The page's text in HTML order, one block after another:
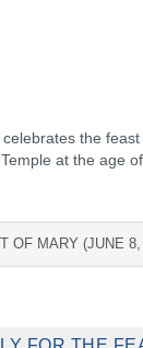
the feast
at the age
OF MARY (JUNE 8,